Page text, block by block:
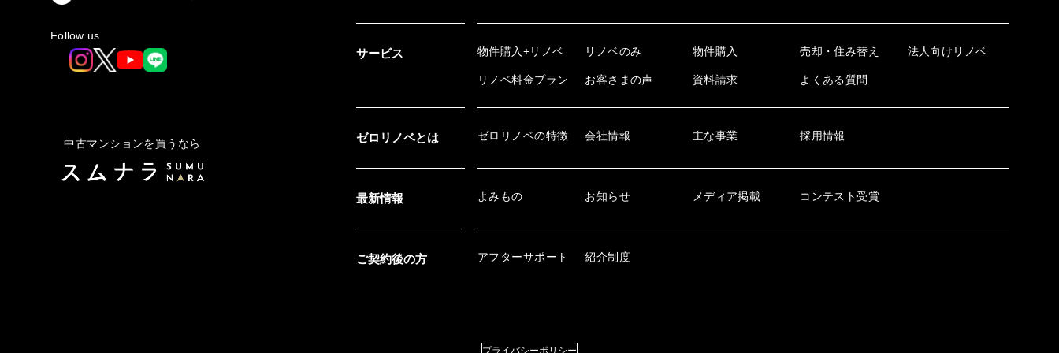
Follow us
サービス 物件購入+リノベ リノベのみ 物件購入 売却・住み替え 法人向けリノベ
リノベ料金プラン お客さまの声 資料請求 よくある質問
ゼロリノベとは ゼロリノベの特徴 会社情報 主な事業 採用情報
最新情報 よみもの お知らせ メディア掲載 コンテスト受賞
ご契約後の方 アフターサポート 紹介制度
中古マンションを買うなら
プライバシーポリシー